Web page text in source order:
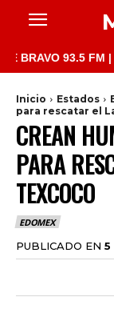
93.5 FM |
Inicio Estados
para rescatar el
CREAN
PARA
TEXCOCO
EDOMEX
PUBLICADO EN 5